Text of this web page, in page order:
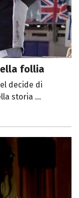
follia
decide di
storia ...